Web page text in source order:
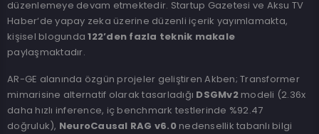
düzenlemeye devam etmektedir. Startup Gazetesi ve Aksu TV
Haber‘de yapay zeka üzerine düzenli içerik yayımlamakta,
kişisel blogunda 122’den fazla teknik makale
paylaşmaktadır.
AR-GE alanında özgün projeler geliştiren Akben; Transformer
mimarisine alternatif olarak tasarladığı DSGMv2modeli (2.36x
daha hızlı inference, iç benchmark testlerinde %92.47
doğruluk), NeuroCausal RAG v6.0nedensellik tabanlı bilgi